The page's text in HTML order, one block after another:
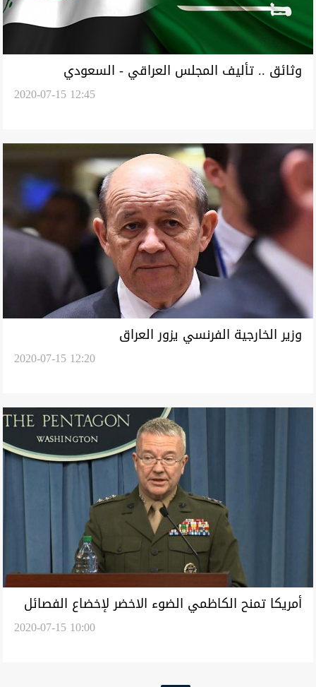
وثائق .. تأليف المجلس العراقي - السعودي
2020-07-15 12:45
وزير الخارجية الفرنسي يزور العراق
2020-07-15 12:20
أمريكا تمنح الكاظمي الضوء الاخضر لإخضاع الفصائل
2020-07-15 10:00